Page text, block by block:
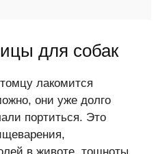
для собак
лакомится
они уже долго
портиться. Это